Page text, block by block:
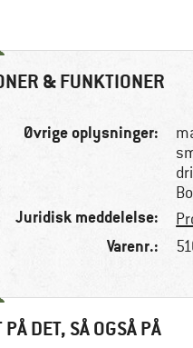
& FUNKTIONER
Øvrige oplysninger:
Juridisk meddelelse:
Varenr.:
DET, SÅ OGSÅ PÅ